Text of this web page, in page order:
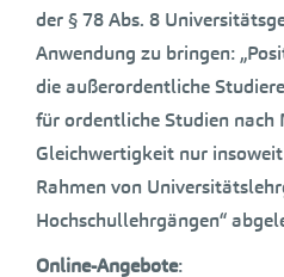
der § 78 Abs. 8
Anwendung zu bringen:
die außerordentliche
für ordentliche Studien nach
Gleichwertigkeit nur
Rahmen von
Hochschullehrgängen“
Online-Angebote: